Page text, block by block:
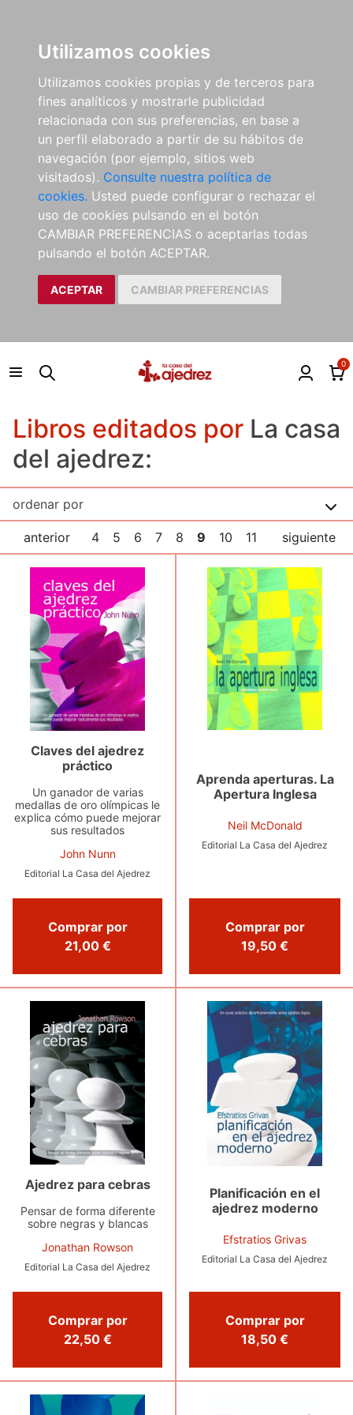
Utilizamos cookies
Utilizamos cookies propias y de terceros para
fines analíticos y mostrarle publicidad
relacionada con sus preferencias, en base a
un perfil elaborado a partir de su hábitos de
navegación (por ejemplo, sitios web
visitados). Consulte nuestra política de
cookies. Usted puede configurar o rechazar el
uso de cookies pulsando en el botón
CAMBIAR PREFERENCIAS o aceptarlas todas
pulsando el botón ACEPTAR.
ACEPTAR CAMBIAR PREFERENCIAS
0
Libros editados por La casa
del ajedrez:
anterior 4 5 6 7 8 9 10 11 siguiente
Claves del ajedrez
práctico
Un ganador de varias
medallas de oro olímpicas le
explica cómo puede mejorar
sus resultados
John Nunn
Editorial La Casa del Ajedrez
Comprar por
21,00 €
Aprenda aperturas. La
Apertura Inglesa
Neil McDonald
Editorial La Casa del Ajedrez
Comprar por
19,50 €
Ajedrez para cebras
Pensar de forma diferente
sobre negras y blancas
Jonathan Rowson
Editorial La Casa del Ajedrez
Comprar por
22,50 €
Planificación en el
ajedrez moderno
Efstratios Grivas
Editorial La Casa del Ajedrez
Comprar por
18,50 €